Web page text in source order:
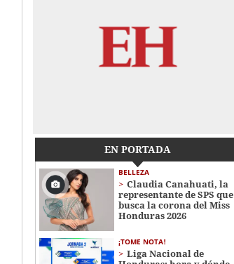
EN PORTADA
BELLEZA
Claudia Canahuati, la
representante de SPS que
busca la corona del Miss
Honduras 2026
¡TOME NOTA!
Liga Nacional de